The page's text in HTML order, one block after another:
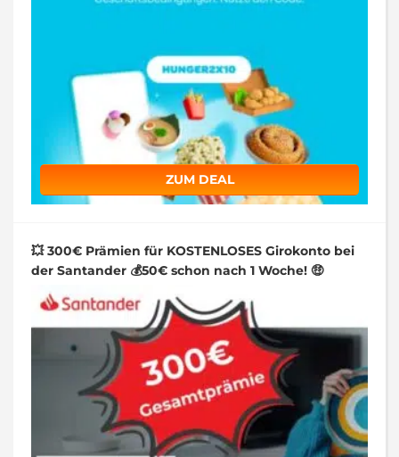
ZUM DEAL
💥 300€ Prämien für KOSTENLOSES Girokonto bei
der Santander 💰50€ schon nach 1 Woche! 🤑